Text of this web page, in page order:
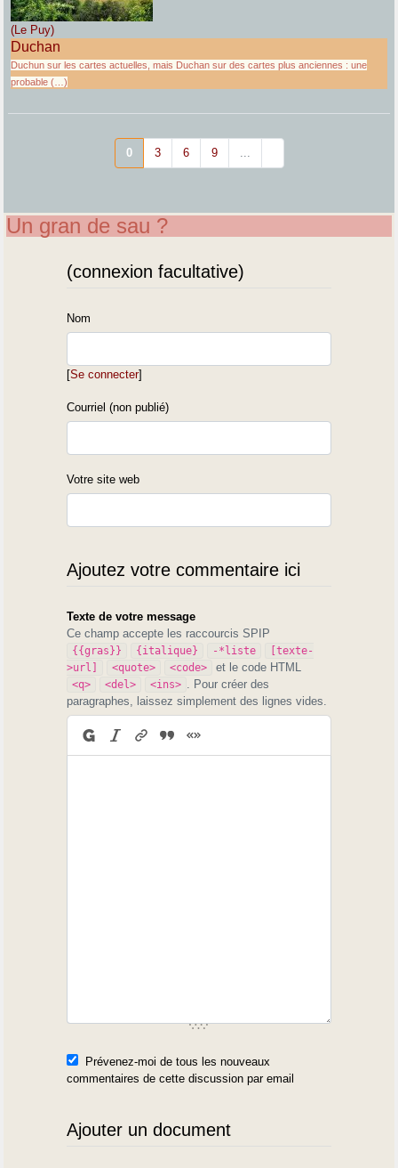
(Le Puy)
Duchan
Duchun sur les cartes actuelles, mais Duchan sur des cartes plus anciennes : une
probable (…)
0 3 6 9
Un gran de sau ?
(connexion facultative)
Nom
[Se connecter]
Courriel (non publié)
Votre site web
Ajoutez votre commentaire ici
Texte de votre message
Ce champ accepte les raccourcis SPIP
{{gras}} {italique} -*liste
[texte-
>url]
<quote> <code> et le code HTML
<q> <del> <ins>
. Pour créer des
paragraphes, laissez simplement des lignes vides.
Prévenez-moi de tous les nouveaux
commentaires de cette discussion par email
Ajouter un document